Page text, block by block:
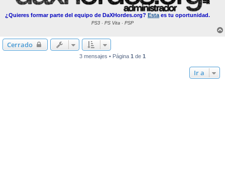
¿Quieres formar parte del equipo de DaXHordes.org? Esta es tu oportunidad.
PS3 · PS Vita · PSP
Cerrado
3 mensajes • Página 1 de 1
Ir a